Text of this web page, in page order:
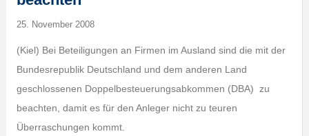
25. November 2008
(Kiel) Bei Beteiligungen an Firmen im Ausland sind die mit der
Bundesrepublik Deutschland und dem anderen Land
geschlossenen Doppelbesteuerungsabkommen (DBA) zu
beachten, damit es für den Anleger nicht zu teuren
Überraschungen kommt.